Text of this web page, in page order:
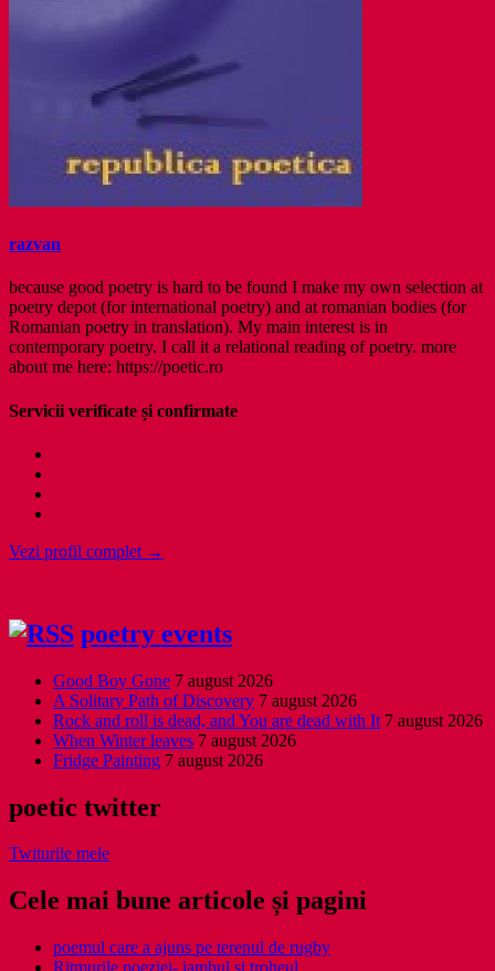
razvan
because good poetry is hard to be found I make my own selection at
poetry depot (for international poetry) and at romanian bodies (for
Romanian poetry in translation). My main interest is in
contemporary poetry. I call it a relational reading of poetry. more
about me here: https://poetic.ro
Servicii verificate și confirmate
Vezi profil complet →
poetry events
Good Boy Gone 7 august 2026
A Solitary Path of Discovery 7 august 2026
Rock and roll is dead, and You are dead with It 7 august 2026
When Winter leaves 7 august 2026
Fridge Painting 7 august 2026
poetic twitter
Twiturile mele
Cele mai bune articole și pagini
poemul care a ajuns pe terenul de rugby